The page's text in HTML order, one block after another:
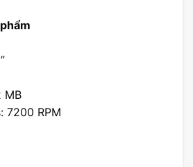
MB
7200 RPM